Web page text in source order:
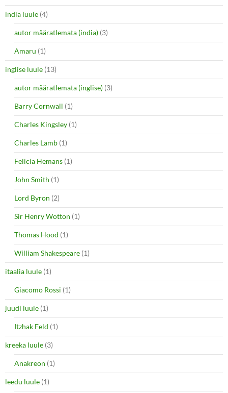
india luule (4)
autor määratlemata (india) (3)
Amaru (1)
inglise luule (13)
autor määratlemata (inglise) (3)
Barry Cornwall (1)
Charles Kingsley (1)
Charles Lamb (1)
Felicia Hemans (1)
John Smith (1)
Lord Byron (2)
Sir Henry Wotton (1)
Thomas Hood (1)
William Shakespeare (1)
itaalia luule (1)
Giacomo Rossi (1)
juudi luule (1)
Itzhak Feld (1)
kreeka luule (3)
Anakreon (1)
leedu luule (1)